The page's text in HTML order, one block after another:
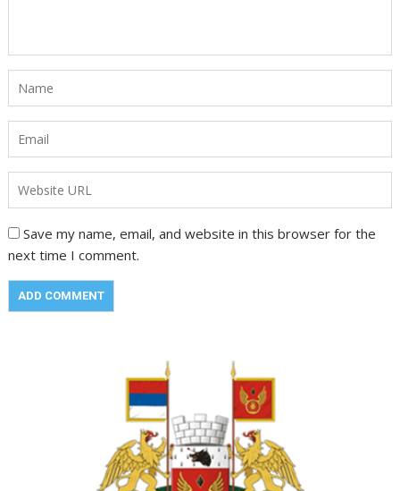
Save my name, email, and website in this browser for the
next time I comment.